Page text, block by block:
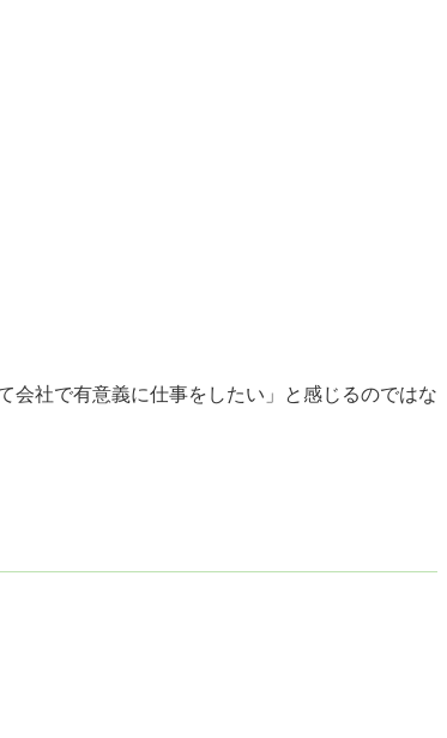
会社で有意義に仕事をしたい」と感じるのではな